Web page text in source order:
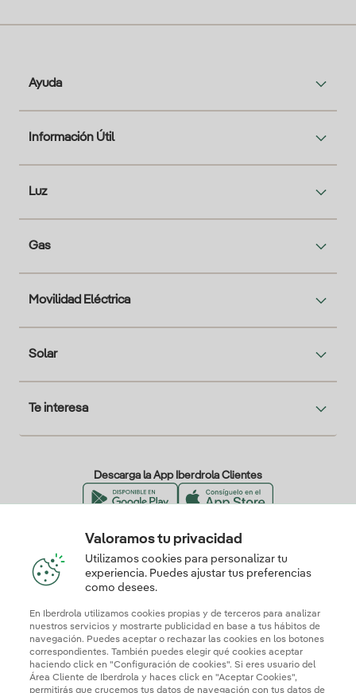
Ayuda
Información Útil
Luz
Gas
Movilidad Eléctrica
Solar
Te interesa
Descarga la App Iberdrola Clientes
Nuestros certificados de confianza
Valoramos tu privacidad
Utilizamos cookies para personalizar tu
experiencia. Puedes ajustar tus preferencias
como desees.
En Iberdrola utilizamos cookies propias y de terceros para analizar
nuestros servicios y mostrarte publicidad en base a tus hábitos de
navegación. Puedes aceptar o rechazar las cookies en los botones
correspondientes. También puedes elegir qué cookies aceptar
haciendo click en "Configuración de cookies". Si eres usuario del
Área Cliente de Iberdrola y haces click en "Aceptar Cookies",
permitirás que crucemos tus datos de navegación con tus datos de